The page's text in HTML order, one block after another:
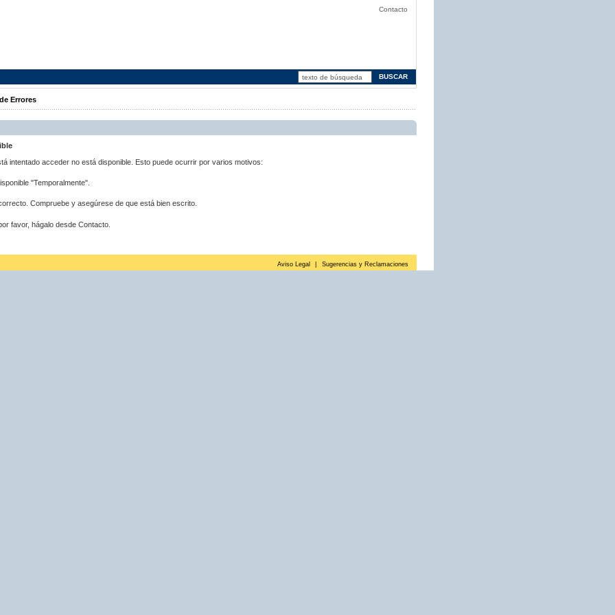
Contacto
Errores
intentado acceder no está disponible. Esto puede ocurrir por varios motivos:
"Temporalmente".
Compruebe y asegúrese de que está bien escrito.
favor, hágalo desde Contacto.
Aviso Legal Sugerencias y Reclamaciones